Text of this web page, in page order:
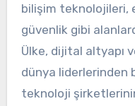
bilişim teknolojileri,
güvenlik gibi
Ülke, dijital altyapı
dünya liderlerinden
teknoloji